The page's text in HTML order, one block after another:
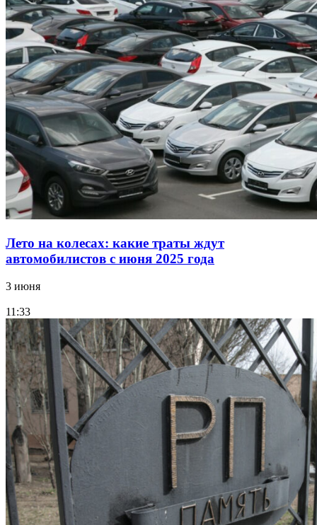
Лето на колесах: какие траты ждут
автомобилистов с июня 2025 года
3 июня
11:33